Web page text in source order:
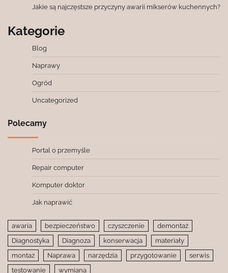
Jakie są najczęstsze przyczyny awarii mikserów kuchennych?
Kategorie
Blog
Naprawy
Ogród
Uncategorized
Polecamy
Portal o przemyśle
Repair computer
Komputer doktor
Jak naprawić
awaria bezpieczeństwo czyszczenie
demontaż
Diagnostyka
Diagnoza konserwacja
materiały
montaż
Naprawa narzędzia przygotowanie
serwis
testowanie
wymiana